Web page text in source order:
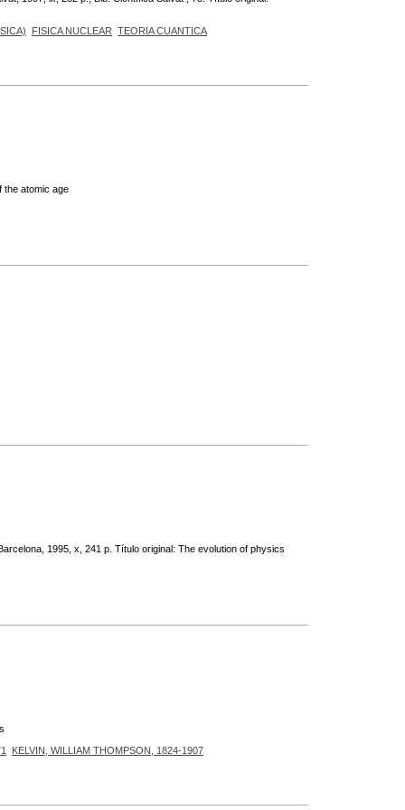
FISICA NUCLEAR TEORIA CUANTICA
the atomic age
1995, x, 241 p. Título original: The evolution of physics
KELVIN, WILLIAM THOMPSON, 1824-1907